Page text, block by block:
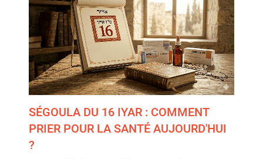
SÉGOULA DU 16 IYAR : COMMENT
PRIER POUR LA SANTÉ AUJOURD'HUI
?